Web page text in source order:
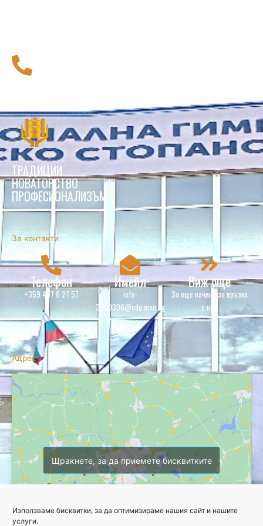
Използваме бисквитки, за да оптимизираме нашия сайт и нашите
услуги.
116 111
ТРАДИЦИИ
НОВАТОРСТВО
ПРОФЕСИОНАЛИЗЪМ
За контакти
Телефон
+359 457 6 27 57
Имейл
info-
2000306@edu.mon.bg
Виж още
За още начини за връзка
с нас
Адрес
Щракнете, за да приемете бисквитките